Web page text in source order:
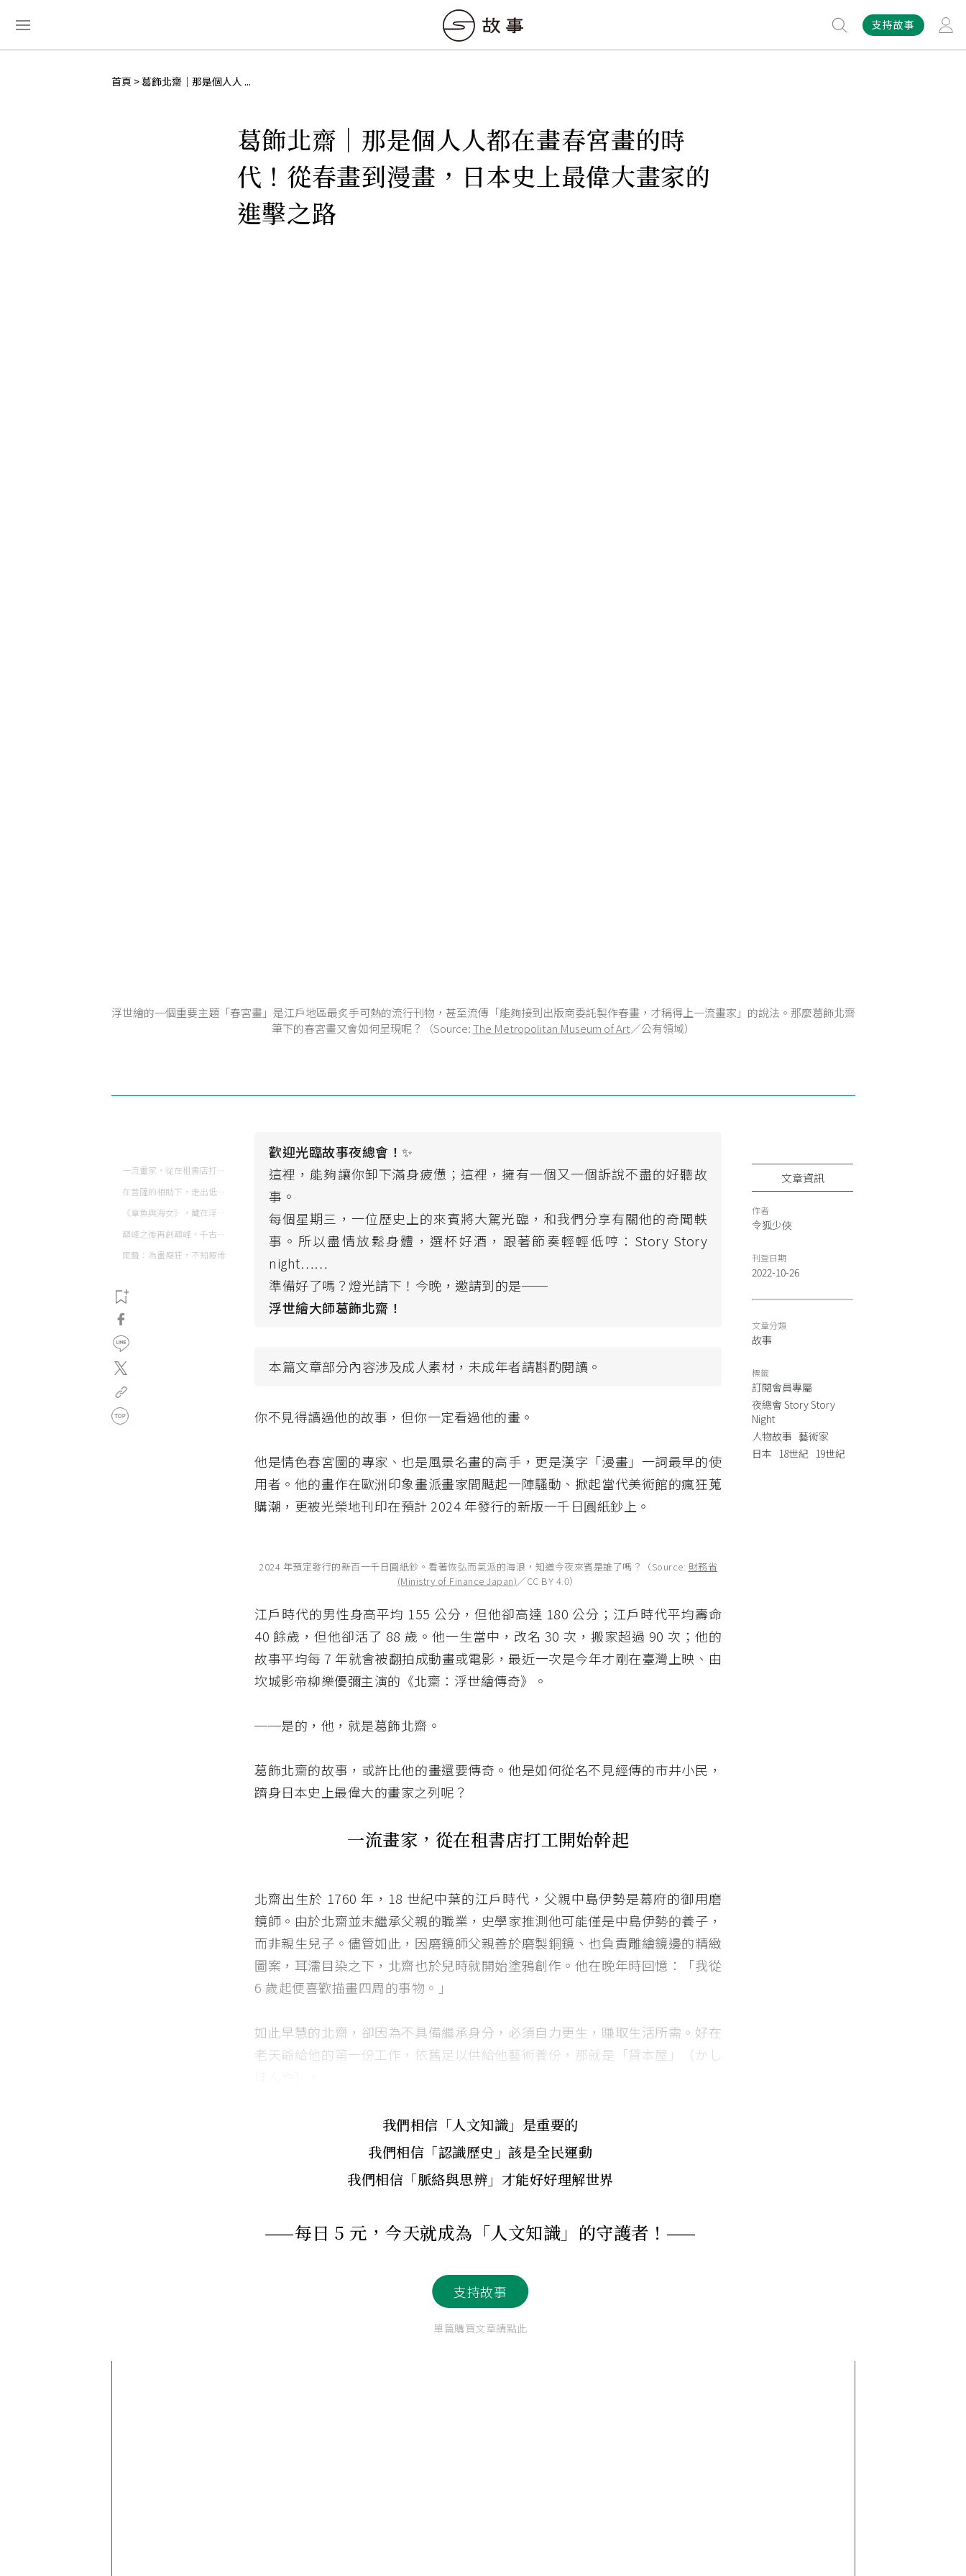
支持故事
首頁 葛飾北齋｜那是個人人 ...
葛飾北齋｜那是個人人都在畫春宮畫的時
代！從春畫到漫畫，日本史上最偉大畫家的
進擊之路
浮世繪的一個重要主題「春宮畫」是江戶地區最炙手可熱的流行刊物，甚至流傳「能夠接到出版商委託製作春畫，才稱得上一流畫家」的說法。那麼葛飾北齋
筆下的春宮畫又會如何呈現呢？（Source:The Metropolitan Museum of Art／公有領域）
一流畫家，從在租書店打工開始幹起
在菩薩的相助下，走出低谷！
《章魚與海女》，藏在浮世繪春畫裡的暗語
巔峰之後再創巔峰，千古名作《北齋漫畫》與《神奈川沖浪里》
尾聲：為畫癡狂，不知疲倦
歡迎光臨故事夜總會！✨
這裡，能夠讓你卸下滿身疲憊；這裡，擁有一個又一個訴說不盡的好聽故
事。
每個星期三，一位歷史上的來賓將大駕光臨，和我們分享有關他的奇聞軼
事。所以盡情放鬆身體，選杯好酒，跟著節奏輕輕低哼：Story Story
night……
準備好了嗎？燈光請下！今晚，邀請到的是──
浮世繪大師葛飾北齋！
本篇文章部分內容涉及成人素材，未成年者請斟酌閱讀。
你不見得讀過他的故事，但你一定看過他的畫。
他是情色春宮圖的專家、也是風景名畫的高手，更是漢字「漫畫」一詞最早的使
用者。他的畫作在歐洲印象畫派畫家間颳起一陣騷動、掀起當代美術館的瘋狂蒐
購潮，更被光榮地刊印在預計 2024 年發行的新版一千日圓紙鈔上。
2024 年預定發行的新百一千日圓紙鈔。看著恢弘而氣派的海浪，知道今夜來賓是誰了嗎？（Source: 財務省
(Ministry of Finance Japan)／CC BY 4.0）
江戶時代的男性身高平均 155 公分，但他卻高達 180 公分；江戶時代平均壽命
40 餘歲，但他卻活了 88 歲。他一生當中，改名 30 次，搬家超過 90 次；他的
故事平均每 7 年就會被翻拍成動畫或電影，最近一次是今年才剛在臺灣上映、由
坎城影帝柳樂優彌主演的《北齋：浮世繪傳奇》。
──是的，他，就是葛飾北齋。
葛飾北齋的故事，或許比他的畫還要傳奇。他是如何從名不見經傳的市井小民，
躋身日本史上最偉大的畫家之列呢？
一流畫家，從在租書店打工開始幹起
北齋出生於 1760 年，18 世紀中葉的江戶時代，父親中島伊勢是幕府的御用磨
鏡師。由於北齋並未繼承父親的職業，史學家推測他可能僅是中島伊勢的養子，
而非親生兒子。儘管如此，因磨鏡師父親善於磨製銅鏡、也負責雕繪鏡邊的精緻
圖案，耳濡目染之下，北齋也於兒時就開始塗鴉創作。他在晚年時回憶：「我從
6 歲起便喜歡描畫四周的事物。」
如此早慧的北齋，卻因為不具備繼承身分，必須自力更生，賺取生活所需。好在
老天爺給他的第一份工作，依舊足以供給他藝術養份，那就是「貸本屋」（かし
我們相信「人文知識」是重要的
我們相信「認識歷史」該是全民運動
我們相信「脈絡與思辨」才能好好理解世界
——每日 5 元，今天就成為「人文知識」的守護者！——
支持故事
單篇購買文章請點此
文章資訊
作者
令狐少俠
刊登日期
2022-10-26
文章分類
故事
標籤
訂閱會員專屬
夜總會 Story Story
Night
人物故事 藝術家
日本 18世紀 19世紀